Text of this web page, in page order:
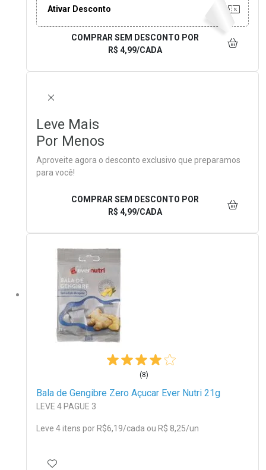
Ativar Desconto
COMPRAR SEM DESCONTO POR
R$ 4,99/CADA
FECHAR
Leve Mais
Por Menos
Aproveite agora o desconto exclusivo que preparamos
para você!
COMPRAR SEM DESCONTO POR
R$ 4,99/CADA
(8)
Bala de Gengibre Zero Açucar Ever Nutri 21g
LEVE 4 PAGUE 3
Leve 4 itens por R$6,19/cada ou R$ 8,25/un
ADICIONAR AOS FAVORITOS